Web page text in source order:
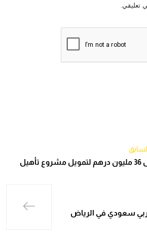
تعليقي.
سعودي في الرياض